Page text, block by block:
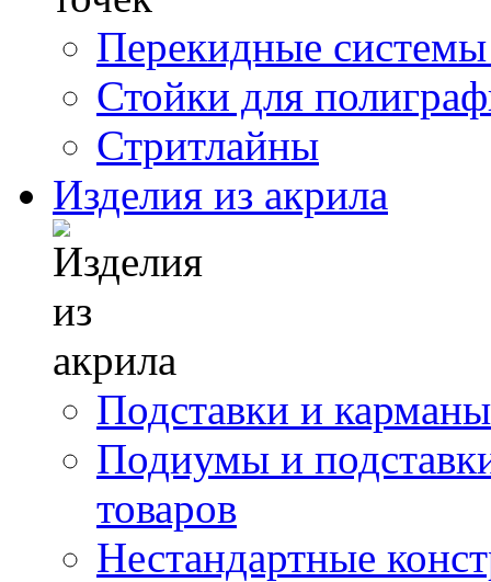
Перекидные
Стойки для
Стритлайны
Изделия из акрила
Подставки и
Подиумы и
товаров
Нестандартные